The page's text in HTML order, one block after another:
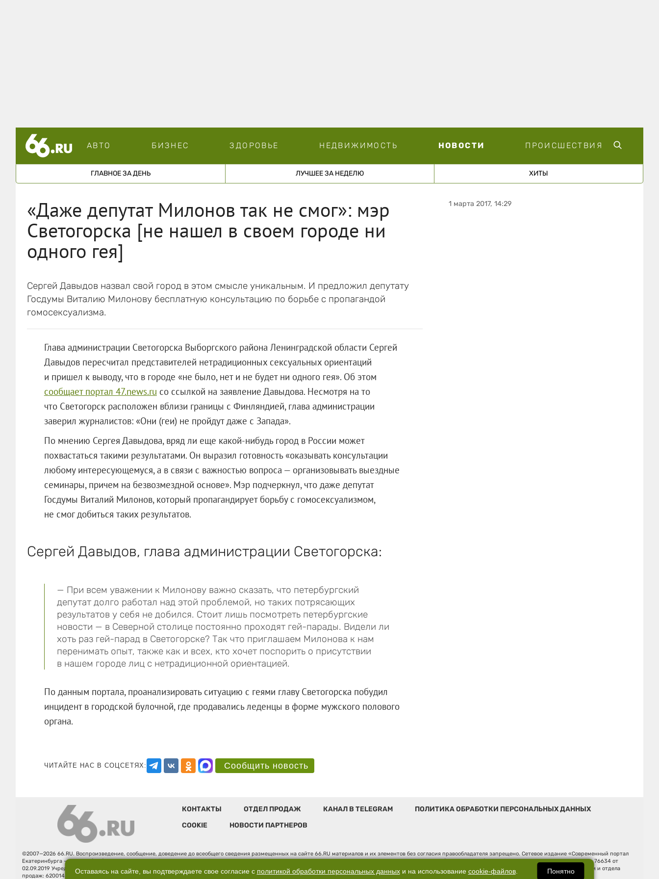
АВТО БИЗНЕС ЗДОРОВЬЕ НЕДВИЖИМОСТЬ НОВОСТИ ПРОИСШЕСТВИЯ
ГЛАВНОЕ ЗА ДЕНЬ ЛУЧШЕЕ ЗА НЕДЕЛЮ ХИТЫ
«Даже депутат Милонов так не смог»: мэр
Светогорска [не нашел в своем городе ни
одного гея]
Сергей Давыдов назвал свой город в этом смысле уникальным. И предложил депутату
Госдумы Виталию Милонову бесплатную консультацию по борьбе с пропагандой
гомосексуализма.
Глава администрации Светогорска Выборгского района Ленинградской области Сергей
Давыдов пересчитал представителей нетрадиционных сексуальных ориентаций
и пришел к выводу, что в городе «не было, нет и не будет ни одного гея». Об этом
сообщает портал 47.news.ru со ссылкой на заявление Давыдова. Несмотря на то
что Светогорск расположен вблизи границы с Финляндией, глава администрации
заверил журналистов: «Они (геи) не пройдут даже с Запада».
По мнению Сергея Давыдова, вряд ли еще какой-нибудь город в России может
похвастаться такими результатами. Он выразил готовность «оказывать консультации
любому интересующемуся, а в связи с важностью вопроса — организовывать выездные
семинары, причем на безвозмездной основе». Мэр подчеркнул, что даже депутат
Госдумы Виталий Милонов, который пропагандирует борьбу с гомосексуализмом,
не смог добиться таких результатов.
Сергей Давыдов, глава администрации Светогорска:
— При всем уважении к Милонову важно сказать, что петербургский
депутат долго работал над этой проблемой, но таких потрясающих
результатов у себя не добился. Стоит лишь посмотреть петербургские
новости — в Северной столице постоянно проходят гей-парады. Видели ли
хоть раз гей-парад в Светогорске? Так что приглашаем Милонова к нам
перенимать опыт, также как и всех, кто хочет поспорить о присутствии
в нашем городе лиц с нетрадиционной ориентацией.
По данным портала, проанализировать ситуацию с геями главу Светогорска побудил
инцидент в городской булочной, где продавались леденцы в форме мужского полового
органа.
ЧИТАЙТЕ НАС В СОЦСЕТЯХ: Сообщить новость
1 марта 2017, 14:29
КОНТАКТЫ ОТДЕЛ ПРОДАЖ КАНАЛ В TELEGRAM
ПОЛИТИКА ОБРАБОТКИ ПЕРСОНАЛЬНЫХ ДАННЫХ
COOKIE
НОВОСТИ ПАРТНЕРОВ
©2007—2026 66.RU. Воспроизведение, сообщение, доведение до всеобщего сведения размещенных на сайте 66.RU материалов и их элементов без согласия правообладателя запрещено. Сетевое издание «Современный портал
Екатеринбурга — «66.ru» (18+) зарегистрировано Федеральной службой по надзору в сфере связи, информационных технологий и массовых коммуникаций (Роскомнадзор). Регистрационный номер ЭЛ № ФС 77 - 76634 от
02.09.2019 Учредитель: Общество с ограниченной ответственностью "66.ру". Юридический адрес: 620014, Свердловская обл., г. Екатеринбург, ул. Бориса Ельцина, строение 3, оф. 7015 Фактический адрес редакции и отдела
продаж: 620014, Свердловская обл., г. Екатеринбург, ул. Бориса Ельцина, д. 3, оф. 7015, +7 (343) 288-50-66 info@news.66.ru Главный редактор: Шлыков Дмитрий Владимирович
Оставаясь на сайте, вы подтверждаете свое согласие с политикой обработки персональных данныхи на использование cookie-файлов. Понятно